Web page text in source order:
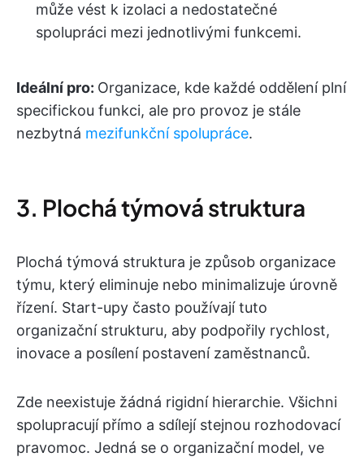
může vést k izolaci a nedostatečné
spolupráci mezi jednotlivými funkcemi.
Ideální pro: Organizace, kde každé oddělení plní
specifickou funkci, ale pro provoz je stále
nezbytná mezifunkční spolupráce.
3. Plochá týmová struktura
Plochá týmová struktura je způsob organizace
týmu, který eliminuje nebo minimalizuje úrovně
řízení. Start-upy často používají tuto
organizační strukturu, aby podpořily rychlost,
inovace a posílení postavení zaměstnanců.
Zde neexistuje žádná rigidní hierarchie. Všichni
spolupracují přímo a sdílejí stejnou rozhodovací
pravomoc. Jedná se o organizační model, ve